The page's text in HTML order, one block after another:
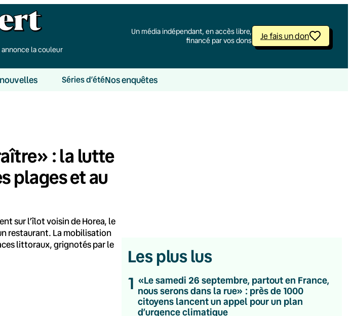
annonce la couleur
Un média indépendant, en accès libre,
financé par vos dons
Je fais un don
Séries d’étéNos enquêtes
: la lutte
plages et au
sur l’îlot voisin de Horea, le
restaurant. La mobilisation
littoraux, grignotés par le
Les plus lus
1 «Le samedi 26 septembre, partout en France,
nous serons dans la rue» : près de 1000
citoyens lancent un appel pour un plan
d’urgence climatique